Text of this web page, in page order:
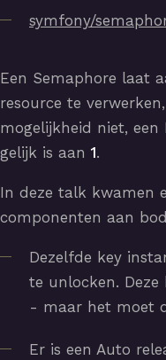
symfony/
Een Semaphore laat
resource te
mogelijkheid niet, een
gelijk is aan 1.
In deze talk kwamen
componenten aan
Dezelfde key
te unlocken. Deze
- maar het moet
Er is een Auto